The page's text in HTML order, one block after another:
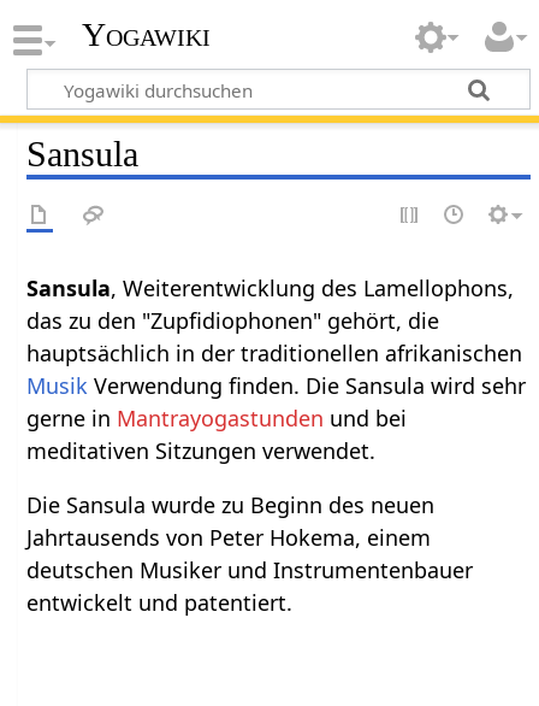
Yogawiki
Sansula
Sansula, Weiterentwicklung des Lamellophons,
das zu den "Zupfidiophonen" gehört, die
hauptsächlich in der traditionellen afrikanischen
Musik Verwendung finden. Die Sansula wird sehr
gerne in Mantrayogastunden und bei
meditativen Sitzungen verwendet.
Die Sansula wurde zu Beginn des neuen
Jahrtausends von Peter Hokema, einem
deutschen Musiker und Instrumentenbauer
entwickelt und patentiert.